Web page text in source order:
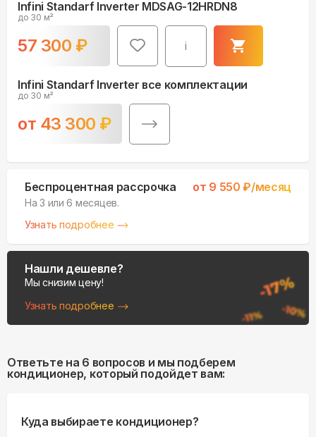
Infini Standarf Inverter MDSAG-12HRDN8
до 30 м²
57 300 ₽ i
Infini Standarf Inverter все комплектации
до 30 м²
от 43 300 ₽
Беспроцентная рассрочка от 9 550 ₽/месяц
На 3 или 6 месяцев.
Узнать подробнее
Нашли дешевле?
Мы снизим цену!
Узнать подробнее
Ответьте на 6 вопросов и мы подберем
кондиционер, который подойдет вам:
Куда выбираете кондиционер?